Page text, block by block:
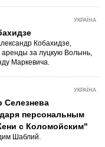
УКРАЇНА
Кобахидзе,
за луцкую Волынь,
Маркевича.
УКРАЇНА
персональным
с Коломойским"
Шаблий.